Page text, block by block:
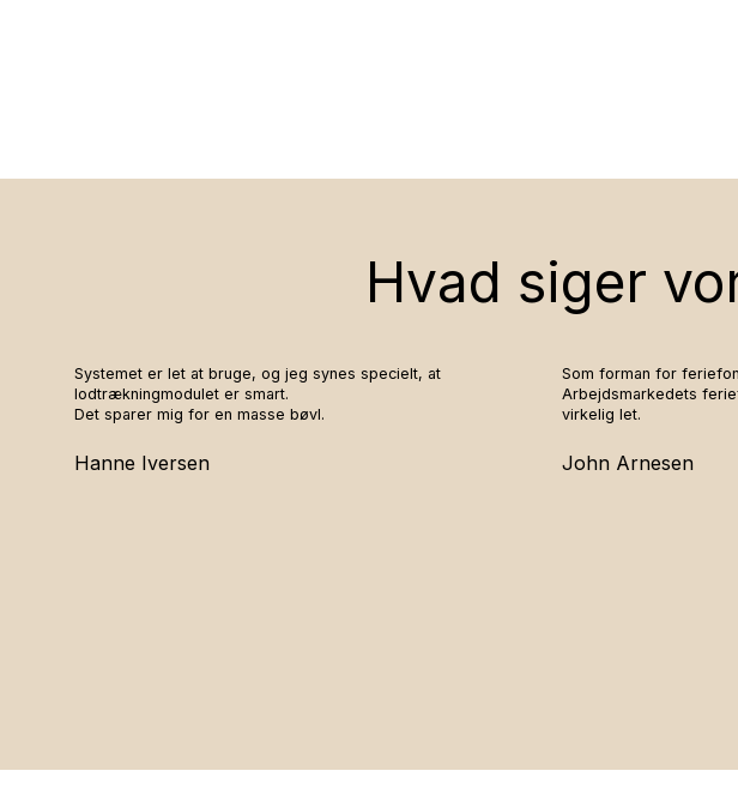
Hvad siger
Systemet er let at bruge, og jeg synes specielt, at
lodtrækningmodulet er smart.
Det sparer mig for en masse bøvl.
Hanne Iversen
Som forman for
Arbejdsmarkedets
virkelig let.
John Arnesen